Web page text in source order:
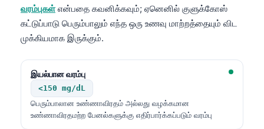
வரம்புகள்என்பதை கவனிக்கவும்; ஏனெனில் குளுக்கோஸ்
கட்டுப்பாடு பெரும்பாலும் எந்த ஒரு உணவு மாற்றத்தையும் விட
முக்கியமாக இருக்கும்.
இயல்பான வரம்பு
<150 mg/dL
பெரும்பாலான உண்ணாவிரதம் அல்லது வழக்கமான
உண்ணாவிரதமற்ற பேனல்களுக்கு எதிர்பார்க்கப்படும் வரம்பு